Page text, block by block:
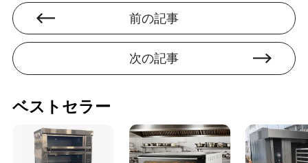
Q3: パデルラケットは怪我を引き起こす可能性がありま
すか？
正しく使用すれば、パデルラケットは安全です。しか
し、重すぎるラケットや不適切なグリップを使用する
と、手首や肘に不快感を引き起こす可能性があります。
Q4: プロの選手は特別なラケットを使用しますか？
はい、プロの選手はしばしば自分のプレースタイルに合
った先進的な素材と技術を取り入れたカスタムデザイン
のラケットを使用します。
前の記事
次の記事
ベストセラー